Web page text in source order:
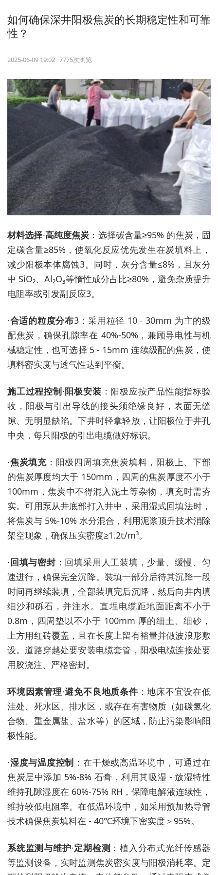
如何确保深井阳极焦炭的长期稳定性和可靠
性？
2025-06-09 19:02 7775次浏览
材料选择·高纯度焦炭 ：选择碳含量≥95% 的焦炭，固
定碳含量≥85%，使氧化反应优先发生在炭填料上，
减少阳极本体腐蚀3。同时，灰分含量≤8%，且灰分
中 SiO₂、Al₂O₃等惰性成分占比≥80%，避免杂质提升
电阻率或引发副反应3。
·合适的粒度分布3：采用粒径 10 - 30mm 为主的级
配焦炭，确保孔隙率在 40%-50%，兼顾导电性与机
械稳定性，也可选择 5 - 15mm 连续级配的焦炭，使
填料密实度与透气性达到平衡。
施工过程控制·阳极安装 ：阳极应按产品性能指标验
收，阳极与引出导线的接头须绝缘良好，表面无缝
隙、无明显缺陷。下井时轻拿轻放，让阳极位于井孔
中央，每只阳极的引出电缆做好标识。
·焦炭填充：阳极四周填充焦炭填料，阳极上、下部
的焦炭厚度均大于 150mm，四周的焦炭厚度不小于
100mm，焦炭中不得混入泥土等杂物，填充时需夯
实。可用泵从井底部打入井中，采用湿式回填法时，
将焦炭与 5%-10% 水分混合，利用泥浆顶升技术消除
架空现象，确保压实密度≥1.2t/m³。
·回填与密封 ：回填采用人工装填，少量、缓慢、匀
速进行，确保完全沉降。装填一部分后待其沉降一段
时间再继续装填，全部装填完后沉降，然后向井内填
细沙和砾石，并注水。直埋电缆距地面距离不小于
0.8m，四周垫以不小于 100mm 厚的细土、细砂，
上方用红砖覆盖，且在长度上留有裕量并做波浪形敷
设。道路穿越处要安装电缆套管，阳极电缆连接处要
用胶浇注、严格密封。
环境因素管理·避免不良地质条件：地床不宜设在低
洼处、死水区、排水区，或存在有害物质（如碳氢化
合物、重金属盐、盐水等）的区域，防止污染影响阳
极性能。
·湿度与温度控制 ：在干燥或高温环境中，可通过在
焦炭层中添加 5%-8% 石膏，利用其吸湿 - 放湿特性
维持孔隙湿度在 60%-75% RH，保障电解液连续性，
维持较低电阻率。在低温环境中，如采用预加热导管
技术确保焦炭填料在 - 40℃环境下密实度＞95%。
系统监测与维护·定期检测 ：植入分布式光纤传感器
等监测设备，实时监测焦炭密实度与阳极消耗率。定